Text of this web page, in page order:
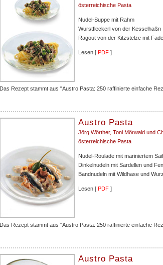
österreichische Pasta
Nudel-Suppe mit Rahm
Wurstfleckerl von der Kesselhaßn
Ragout von der Kitzstelze mit
Lesen [ PDF ]
Das Rezept stammt aus "Austro Pasta: 250 raffinierte einfache
Austro Pasta
Jörg Wörther, Toni Mörwald und
österreichische Pasta
Nudel-Roulade mit mariniertem
Dinkelnudeln mit Sardellen und
Bandnudeln mit Wildhase und
Lesen [ PDF ]
Das Rezept stammt aus "Austro Pasta: 250 raffinierte einfache
Austro Pasta